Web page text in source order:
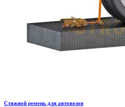
Стяжной ремень для автовозов